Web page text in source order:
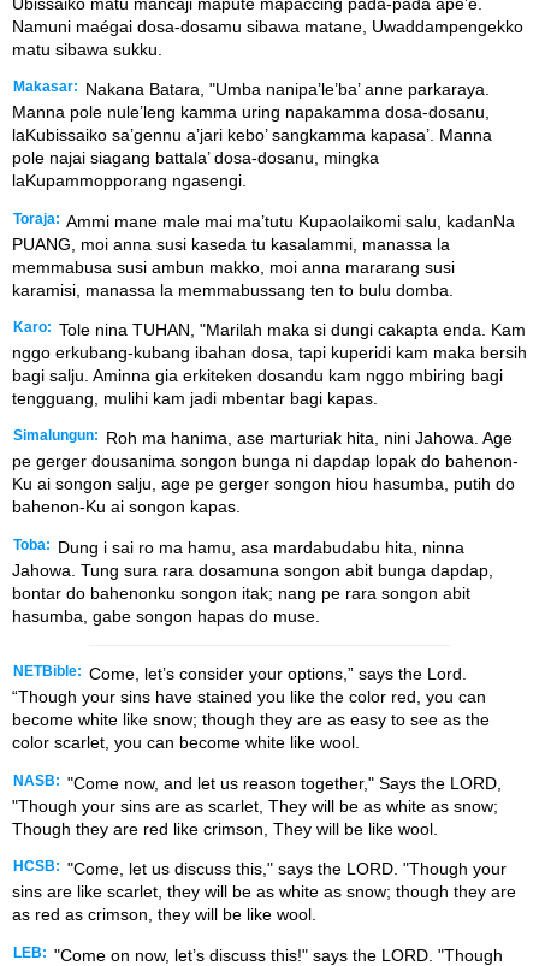
Namuni maégai dosa-dosamu sibawa matane, Uwaddampengekko
matu sibawa sukku.
Makasar:
Nakana Batara, "Umba nanipa’le’ba’ anne parkaraya.
Manna pole nule’leng kamma uring napakamma dosa-dosanu,
laKubissaiko sa’gennu a’jari kebo’ sangkamma kapasa’. Manna
pole najai siagang battala’ dosa-dosanu, mingka
laKupammopporang ngasengi.
Toraja: Ammi mane male mai ma’tutu Kupaolaikomi salu, kadanNa
PUANG, moi anna susi kaseda tu kasalammi, manassa la
memmabusa susi ambun makko, moi anna mararang susi
karamisi, manassa la memmabussang ten to bulu domba.
Karo: Tole nina TUHAN, "Marilah maka si dungi cakapta enda. Kam
nggo erkubang-kubang ibahan dosa, tapi kuperidi kam maka bersih
bagi salju. Aminna gia erkiteken dosandu kam nggo mbiring bagi
tengguang, mulihi kam jadi mbentar bagi kapas.
Simalungun:
Roh ma hanima, ase marturiak hita, nini Jahowa. Age
pe gerger dousanima songon bunga ni dapdap lopak do bahenon-
Ku ai songon salju, age pe gerger songon hiou hasumba, putih do
bahenon-Ku ai songon kapas.
Toba:
Dung i sai ro ma hamu, asa mardabudabu hita, ninna
Jahowa. Tung sura rara dosamuna songon abit bunga dapdap,
bontar do bahenonku songon itak; nang pe rara songon abit
hasumba, gabe songon hapas do muse.
NETBible: Come, let’s consider your options,” says the Lord.
“Though your sins have stained you like the color red, you can
become white like snow; though they are as easy to see as the
color scarlet, you can become white like wool.
NASB: "Come now, and let us reason together," Says the LORD,
"Though your sins are as scarlet, They will be as white as snow;
Though they are red like crimson, They will be like wool.
HCSB: "Come, let us discuss this," says the LORD. "Though your
sins are like scarlet, they will be as white as snow; though they are
as red as crimson, they will be like wool.
LEB: "Come on now, let’s discuss this!" says the LORD. "Though